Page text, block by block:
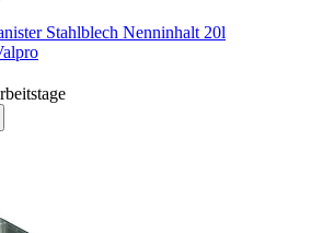
Stahlblech Nenninhalt 20l